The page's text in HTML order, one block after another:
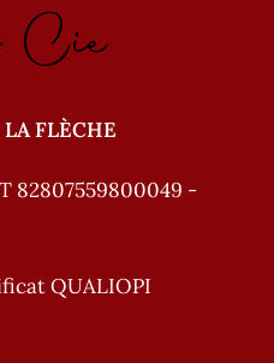
Cie
FLÈCHE
82807559800049 -
QUALIOPI